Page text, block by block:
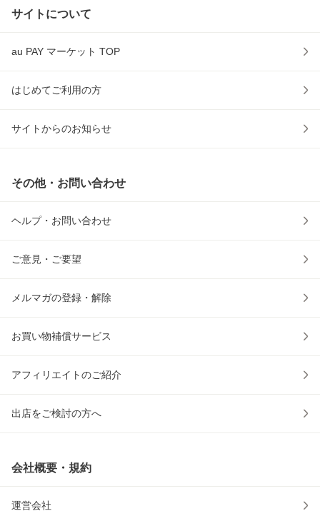
サイトについて
au PAY マーケット TOP
はじめてご利用の方
サイトからのお知らせ
その他・お問い合わせ
ヘルプ・お問い合わせ
ご意見・ご要望
メルマガの登録・解除
お買い物補償サービス
アフィリエイトのご紹介
出店をご検討の方へ
会社概要・規約
運営会社